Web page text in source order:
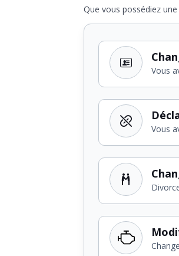
Que vous possédiez une
Vous
Vous